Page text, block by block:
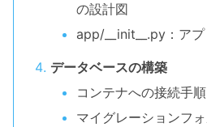
の設計図
app/__init__.py：ア
データベースの構築
コンテナへの接続手順
マイグレーションフ